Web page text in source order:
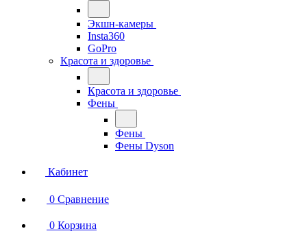
Экшн-камеры
Insta360
GoPro
Красота и здоровье
Красота и здоровье
Фены
Фены
Фены Dyson
Кабинет
0 Сравнение
0 Корзина